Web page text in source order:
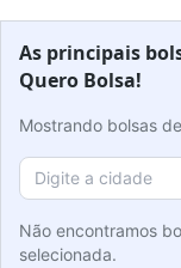
As principais
Quero Bolsa!
Mostrando bolsas
Não encontramos
selecionada.